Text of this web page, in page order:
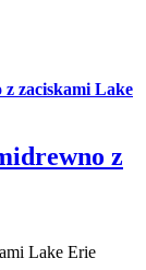
zaciskami Lake
z
Lake Erie